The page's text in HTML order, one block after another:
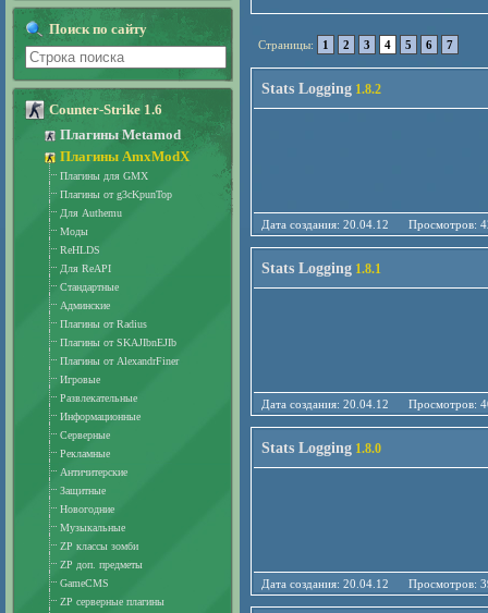
Страницы: 1 2 3 4 5 6 7
Stats Logging 1.8.2
Дата создания: 20.04.12
Stats Logging 1.8.1
Дата создания: 20.04.12
Stats Logging 1.8.0
Дата создания: 20.04.12
Поиск по сайту
Counter-Strike 1.6
Плагины Metamod
Плагины AmxModX
Плагины для GMX
Плагины от g3cKpunTop
Для Authemu
Моды
ReHLDS
Для ReAPI
Стандартные
Админские
Плагины от Radius
Плагины от SKAJIbnEJIb
Плагины от AlexandrFiner
Игровые
Развлекательные
Информационные
Серверные
Рекламные
Античитерские
Защитные
Новогодние
Музыкальные
ZP классы зомби
ZP доп. предметы
GameCMS
ZP серверные плагины